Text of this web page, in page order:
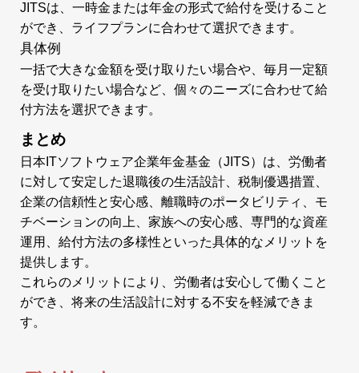
JITSは、一時金または年金の形式で給付を受けること
ができ、ライフプランに合わせて選択できます。
具体例
一括で大きな金額を受け取りたい場合や、毎月一定額
を受け取りたい場合など、個々のニーズに合わせて給
付方法を選択できます。
まとめ
日本ITソフトウェア企業年金基金（JITS）は、労働者
に対して安定した退職後の生活設計、税制優遇措置、
企業の信頼性と安心感、離職時のポータビリティ、モ
チベーションの向上、家族への安心感、専門的な資産
運用、給付方法の多様性といった具体的なメリットを
提供します。
これらのメリットにより、労働者は安心して働くこと
ができ、将来の生活設計に対する不安を軽減できま
す。